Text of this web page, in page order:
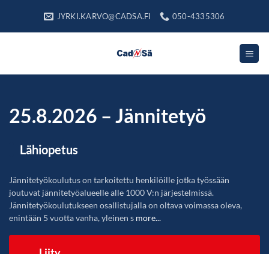
JYRKI.KARVO@CADSA.FI 050-4335306
25.8.2026 – Jännitetyö
Lähiopetus
Jännitetyökoulutus on tarkoitettu henkilöille jotka työssään
joutuvat jännitetyöalueelle alle 1000 V:n järjestelmissä.
Jännitetyökoulutukseen osallistujalla on oltava voimassa oleva,
enintään 5 vuotta vanha, yleinen s more...